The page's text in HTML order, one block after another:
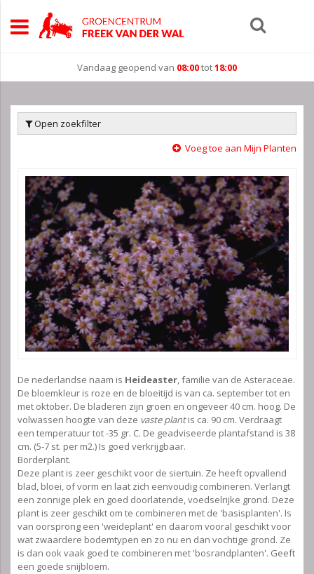
Vandaag geopend van 08:00tot18:00
Open zoekfilter
Voeg toe aan Mijn Planten
De nederlandse naam is Heideaster, familie van de Asteraceae.
De bloemkleur is roze en de bloeitijd is van ca. september tot en
met oktober. De bladeren zijn groen en ongeveer 40 cm. hoog. De
volwassen hoogte van deze vaste plantis ca. 90 cm. Verdraagt
een temperatuur tot -35 gr. C. De geadviseerde plantafstand is 38
cm. (5-7 st. per m2.) Is goed verkrijgbaar.
Borderplant.
Deze plant is zeer geschikt voor de siertuin. Ze heeft opvallend
blad, bloei, of vorm en laat zich eenvoudig combineren. Verlangt
een zonnige plek en goed doorlatende, voedselrijke grond. Deze
plant is zeer geschikt om te combineren met de 'basisplanten'. Is
van oorsprong een 'weideplant' en daarom vooral geschikt voor
wat zwaardere bodemtypen en zo nu en dan vochtige grond. Ze
is dan ook vaak goed te combineren met 'bosrandplanten'. Geeft
een goede snijbloem.